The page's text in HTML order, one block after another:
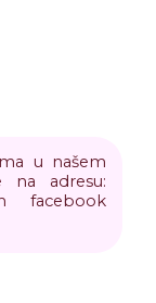
u našem
na adresu: